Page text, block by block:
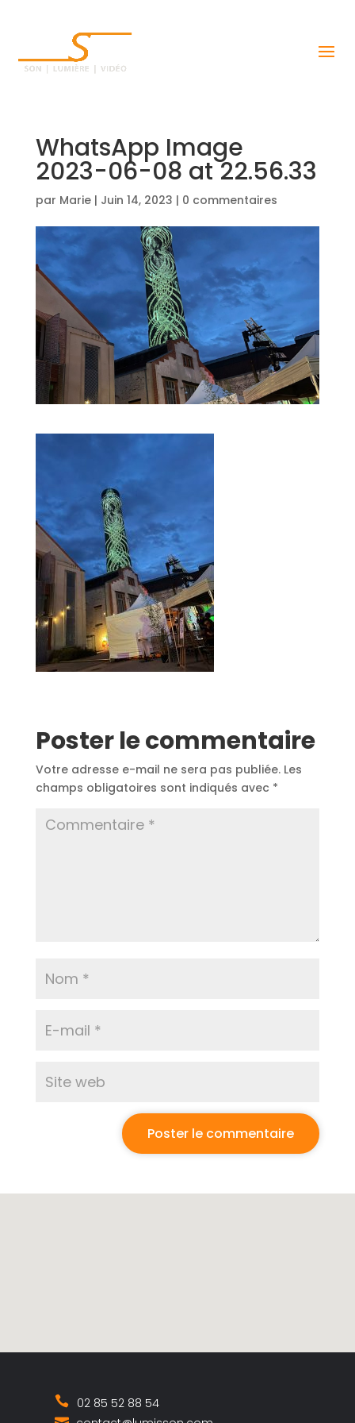
WhatsApp Image
2023-06-08 at 22.56.33
par Marie| Juin 14, 2023 | 0 commentaires
Poster le commentaire
Votre adresse e-mail ne sera pas publiée. Les
champs obligatoires sont indiqués avec *
02 85 52 88 54